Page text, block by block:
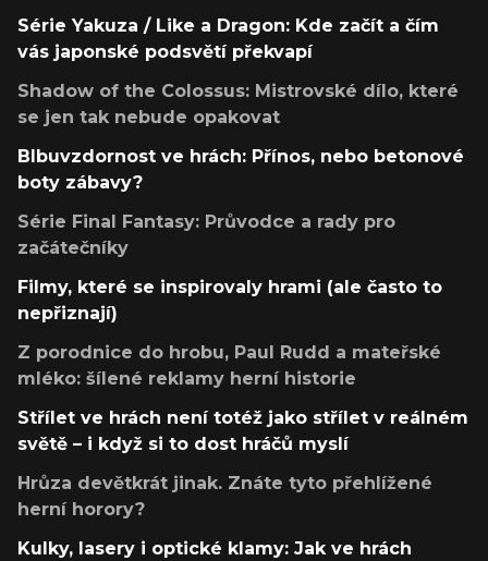
Série Yakuza / Like a Dragon: Kde začít a čím
vás japonské podsvětí překvapí
Shadow of the Colossus: Mistrovské dílo, které
se jen tak nebude opakovat
Blbuvzdornost ve hrách: Přínos, nebo betonové
boty zábavy?
Série Final Fantasy: Průvodce a rady pro
začátečníky
Filmy, které se inspirovaly hrami (ale často to
nepřiznají)
Z porodnice do hrobu, Paul Rudd a mateřské
mléko: šílené reklamy herní historie
Střílet ve hrách není totéž jako střílet v reálném
světě – i když si to dost hráčů myslí
Hrůza devětkrát jinak. Znáte tyto přehlížené
herní horory?
Kulky, lasery i optické klamy: Jak ve hrách